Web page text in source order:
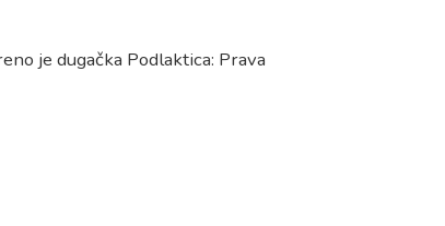
je dugačka Podlaktica: Prava